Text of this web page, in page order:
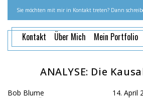
Sie möchten mit mir in Kontakt treten? Dann
Kontakt Über Mich Mein Portfolio
ANALYSE: Die
Bob Blume
14. April